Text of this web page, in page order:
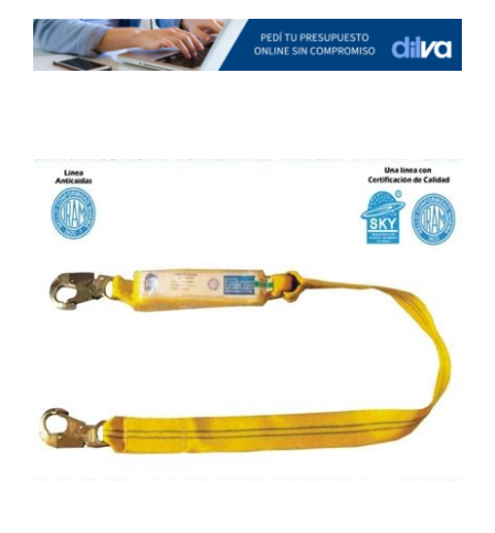
CATÁLOGO
BLOG